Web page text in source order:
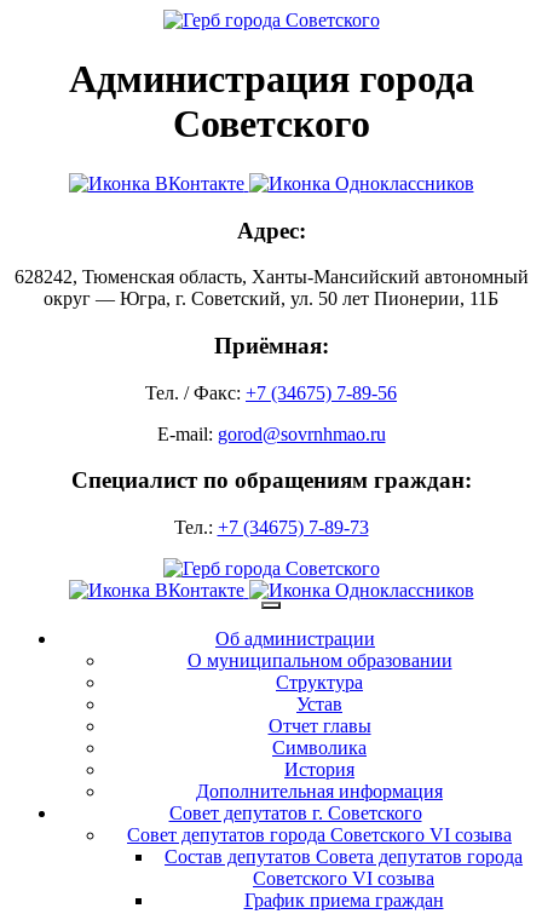
Администрация города
Советского
Адрес:
628242, Тюменская область, Ханты-Мансийский автономный
округ — Югра, г. Советский, ул. 50 лет Пионерии, 11Б
Приёмная:
Тел. / Факс: +7 (34675) 7-89-56
E-mail: gorod@sovrnhmao.ru
Специалист по обращениям граждан:
Тел.: +7 (34675) 7-89-73
Об администрации
О муниципальном образовании
Структура
Устав
Отчет главы
Символика
История
Дополнительная информация
Совет депутатов г. Советского
Совет депутатов города Советского VI созыва
Состав депутатов Совета депутатов города
Советского VI созыва
График приема граждан